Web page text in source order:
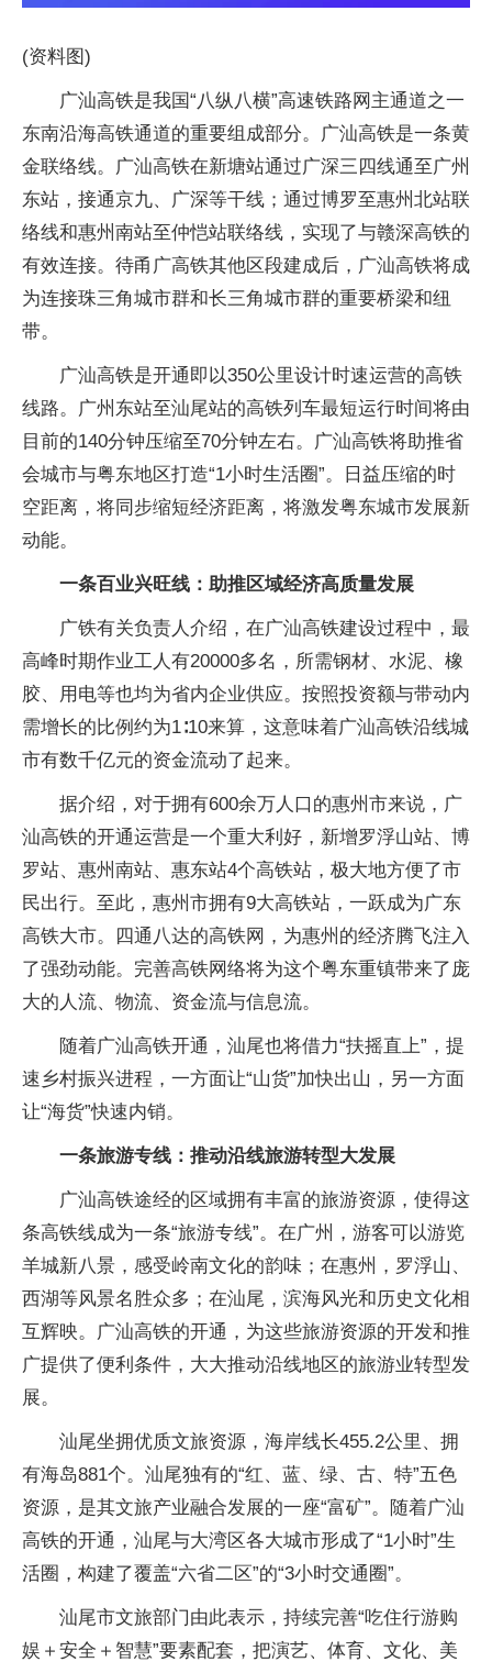
(资料图)
广汕高铁是我国“八纵八横”高速铁路网主通道之一
东南沿海高铁通道的重要组成部分。广汕高铁是一条黄
金联络线。广汕高铁在新塘站通过广深三四线通至广州
东站，接通京九、广深等干线；通过博罗至惠州北站联
络线和惠州南站至仲恺站联络线，实现了与赣深高铁的
有效连接。待甬广高铁其他区段建成后，广汕高铁将成
为连接珠三角城市群和长三角城市群的重要桥梁和纽
带。
广汕高铁是开通即以350公里设计时速运营的高铁
线路。广州东站至汕尾站的高铁列车最短运行时间将由
目前的140分钟压缩至70分钟左右。广汕高铁将助推省
会城市与粤东地区打造“1小时生活圈”。日益压缩的时
空距离，将同步缩短经济距离，将激发粤东城市发展新
动能。
一条百业兴旺线：助推区域经济高质量发展
广铁有关负责人介绍，在广汕高铁建设过程中，最
高峰时期作业工人有20000多名，所需钢材、水泥、橡
胶、用电等也均为省内企业供应。按照投资额与带动内
需增长的比例约为1∶10来算，这意味着广汕高铁沿线城
市有数千亿元的资金流动了起来。
据介绍，对于拥有600余万人口的惠州市来说，广
汕高铁的开通运营是一个重大利好，新增罗浮山站、博
罗站、惠州南站、惠东站4个高铁站，极大地方便了市
民出行。至此，惠州市拥有9大高铁站，一跃成为广东
高铁大市。四通八达的高铁网，为惠州的经济腾飞注入
了强劲动能。完善高铁网络将为这个粤东重镇带来了庞
大的人流、物流、资金流与信息流。
随着广汕高铁开通，汕尾也将借力“扶摇直上”，提
速乡村振兴进程，一方面让“山货”加快出山，另一方面
让“海货”快速内销。
一条旅游专线：推动沿线旅游转型大发展
广汕高铁途经的区域拥有丰富的旅游资源，使得这
条高铁线成为一条“旅游专线”。在广州，游客可以游览
羊城新八景，感受岭南文化的韵味；在惠州，罗浮山、
西湖等风景名胜众多；在汕尾，滨海风光和历史文化相
互辉映。广汕高铁的开通，为这些旅游资源的开发和推
广提供了便利条件，大大推动沿线地区的旅游业转型发
展。
汕尾坐拥优质文旅资源，海岸线长455.2公里、拥
有海岛881个。汕尾独有的“红、蓝、绿、古、特”五色
资源，是其文旅产业融合发展的一座“富矿”。随着广汕
高铁的开通，汕尾与大湾区各大城市形成了“1小时”生
活圈，构建了覆盖“六省二区”的“3小时交通圈”。
汕尾市文旅部门由此表示，持续完善“吃住行游购
娱＋安全＋智慧”要素配套，把演艺、体育、文化、美